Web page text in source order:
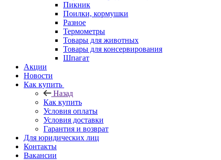
Пикник
Поилки, кормушки
Разное
Термометры
Товары для животных
Товары для консервирования
Шпагат
Акции
Новости
Как купить
Назад
Как купить
Условия оплаты
Условия доставки
Гарантия и возврат
Для юридических лиц
Контакты
Вакансии